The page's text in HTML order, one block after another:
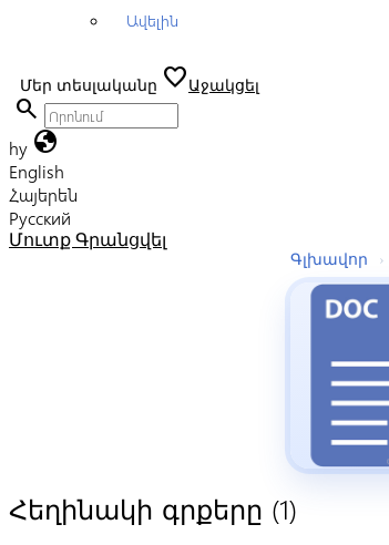
Ավելին
Մեր տեսլականը favoriteԱջակցել
search
hy globe
English
Հայերեն
Русский
Մուտք Գրանցվել
Գլխավոր ›
Հեղինակի գրքերը (1)